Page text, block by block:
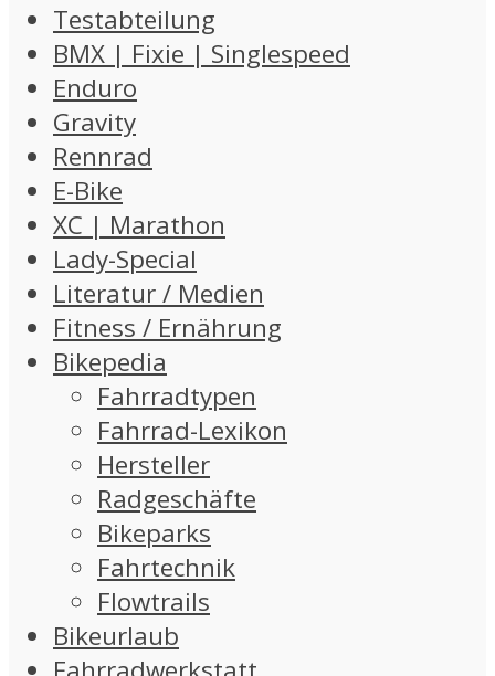
Testabteilung
BMX | Fixie | Singlespeed
Enduro
Gravity
Rennrad
E-Bike
XC | Marathon
Lady-Special
Literatur / Medien
Fitness / Ernährung
Bikepedia
Fahrradtypen
Fahrrad-Lexikon
Hersteller
Radgeschäfte
Bikeparks
Fahrtechnik
Flowtrails
Bikeurlaub